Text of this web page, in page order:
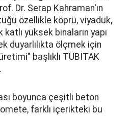
Dr. Serap Kahraman'ın
özellikle köprü, viyadük,
yüksek binaların yapı
duyarlılıkta ölçmek için
başlıklı TÜBİTAK
boyunca çeşitli beton
farklı içerikteki bu